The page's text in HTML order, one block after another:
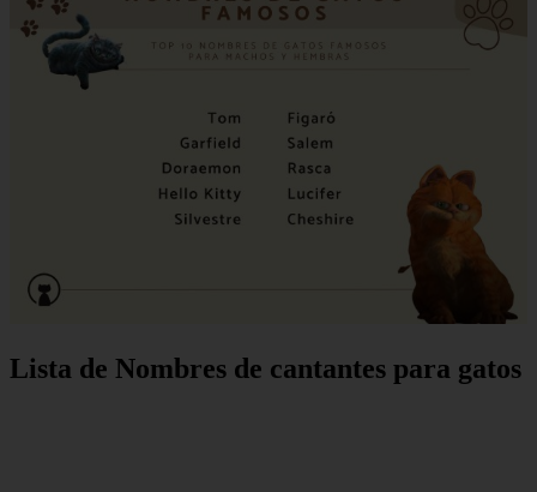
Lista de Nombres de cantantes para gatos